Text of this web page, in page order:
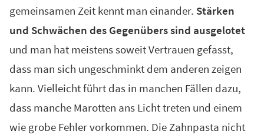
gemeinsamen Zeit kennt man einander. Stärken
und Schwächen des Gegenübers sind ausgelotet
und man hat meistens soweit Vertrauen gefasst,
dass man sich ungeschminkt dem anderen zeigen
kann. Vielleicht führt das in manchen Fällen dazu,
dass manche Marotten ans Licht treten und einem
wie grobe Fehler vorkommen. Die Zahnpasta nicht